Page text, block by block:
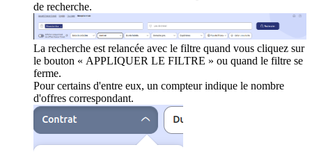
de recherche.
La recherche est relancée avec le filtre quand vous cliquez sur
le bouton « APPLIQUER LE FILTRE » ou quand le filtre se
ferme.
Pour certains d'entre eux, un compteur indique le nombre
d'offres correspondant.